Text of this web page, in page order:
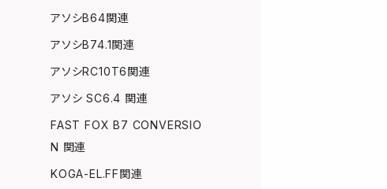
アソシB64関連
アソシB74.1関連
アソシRC10T6関連
アソシ SC6.4 関連
FAST FOX B7 CONVERSIO
N 関連
KOGA-EL.FF関連